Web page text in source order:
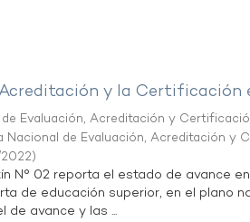
y la Certificación
Evaluación, Acreditación y
Nacional de Evaluación, Acreditación y
)
N° 02 reporta el estado de avance
de educación superior, en el plano
de avance y las ...